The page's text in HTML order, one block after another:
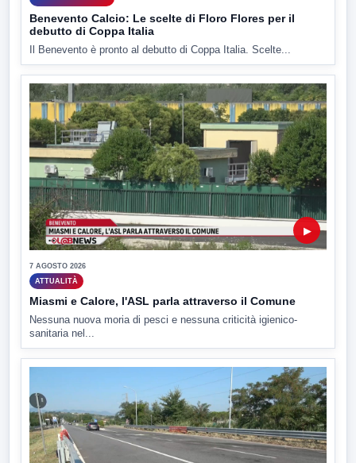
Benevento Calcio: Le scelte di Floro Flores per il
debutto di Coppa Italia
Il Benevento è pronto al debutto di Coppa Italia. Scelte...
▶
7 AGOSTO 2026
ATTUALITÀ
Miasmi e Calore, l'ASL parla attraverso il Comune
Nessuna nuova moria di pesci e nessuna criticità igienico-
sanitaria nel...